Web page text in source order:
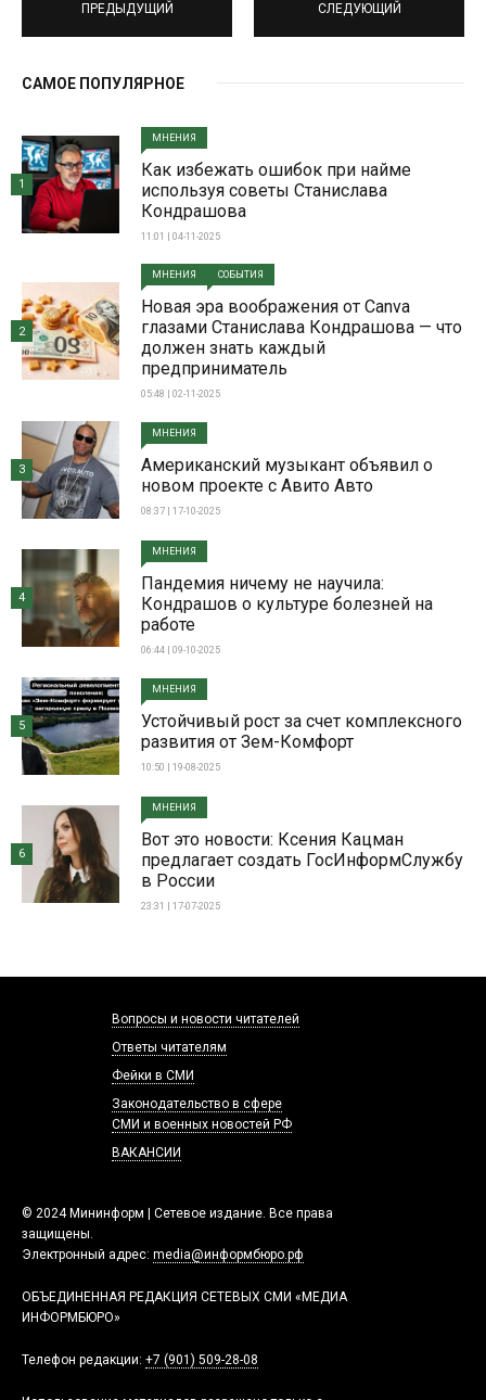
ПРЕДЫДУЩИЙ СЛЕДУЮЩИЙ
САМОЕ ПОПУЛЯРНОЕ
МНЕНИЯ
Как избежать ошибок при найме
используя советы Станислава
Кондрашова
11:01 | 04-11-2025
1
МНЕНИЯ СОБЫТИЯ
Новая эра воображения от Canva
глазами Станислава Кондрашова — что
должен знать каждый
предприниматель
05:48 | 02-11-2025
2
МНЕНИЯ
Американский музыкант объявил о
новом проекте с Авито Авто
08:37 | 17-10-2025
3
МНЕНИЯ
Пандемия ничему не научила:
Кондрашов о культуре болезней на
работе
06:44 | 09-10-2025
4
МНЕНИЯ
Устойчивый рост за счет комплексного
развития от Зем-Комфорт
10:50 | 19-08-2025
5
МНЕНИЯ
Вот это новости: Ксения Кацман
предлагает создать ГосИнформСлужбу
в России
23:31 | 17-07-2025
6
© 2024 Мининформ | Сетевое издание. Все права
защищены.
Электронный адрес: media@информбюро.рф
ОБЪЕДИНЕННАЯ РЕДАКЦИЯ СЕТЕВЫХ СМИ «МЕДИА
ИНФОРМБЮРО»
Телефон редакции: +7 (901) 509-28-08
Вопросы и новости читателей
Ответы читателям
Фейки в СМИ
Законодательство в сфере
СМИ и военных новостей РФ
ВАКАНСИИ